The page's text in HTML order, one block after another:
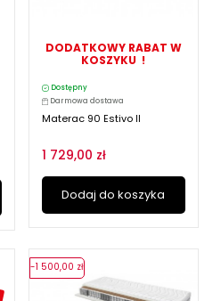
DODATKOWY RABAT W
KOSZYKU !
Dostępny
Darmowa dostawa
Materac 90 Estivo II
1 729,00 zł
Dodaj do koszyka
-1 500,00 zł